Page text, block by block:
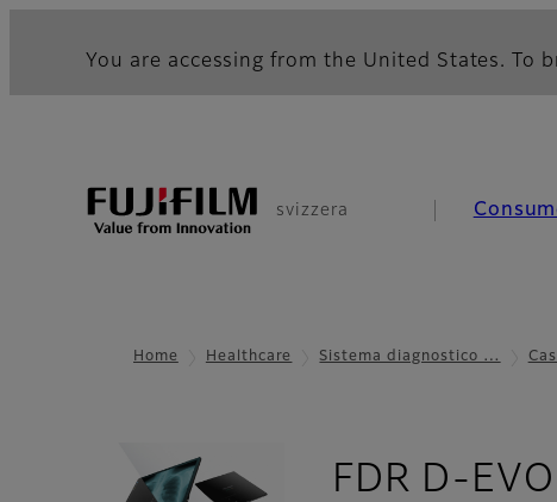
You are accessing from the United States. To
svizzera
Home Healthcare Sistema diagnostico …
FDR D-